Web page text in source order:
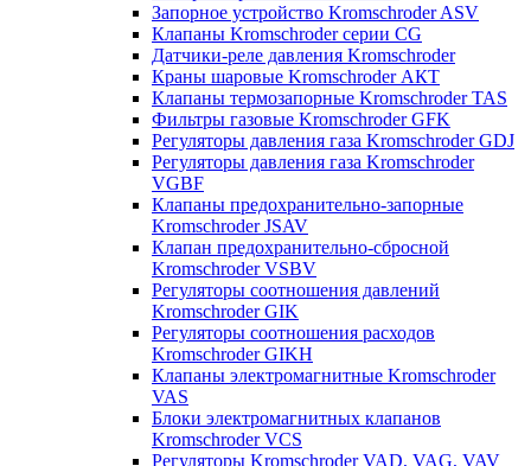
Запорное устройство Kromschroder ASV
Клапаны Kromschroder серии CG
Датчики-реле давления Kromschroder
Краны шаровые Kromschroder АКТ
Клапаны термозапорные Kromschroder TAS
Фильтры газовые Kromschroder GFK
Регуляторы давления газа Kromschroder GDJ
Регуляторы давления газа Kromschroder
VGBF
Клапаны предохранительно-запорные
Kromschroder JSAV
Клапан предохранительно-сбросной
Kromschroder VSBV
Регуляторы соотношения давлений
Kromschroder GIK
Регуляторы соотношения расходов
Kromschroder GIKH
Клапаны электромагнитные Kromschroder
VAS
Блоки электромагнитных клапанов
Kromschroder VCS
Регуляторы Kromschroder VAD, VAG, VAV